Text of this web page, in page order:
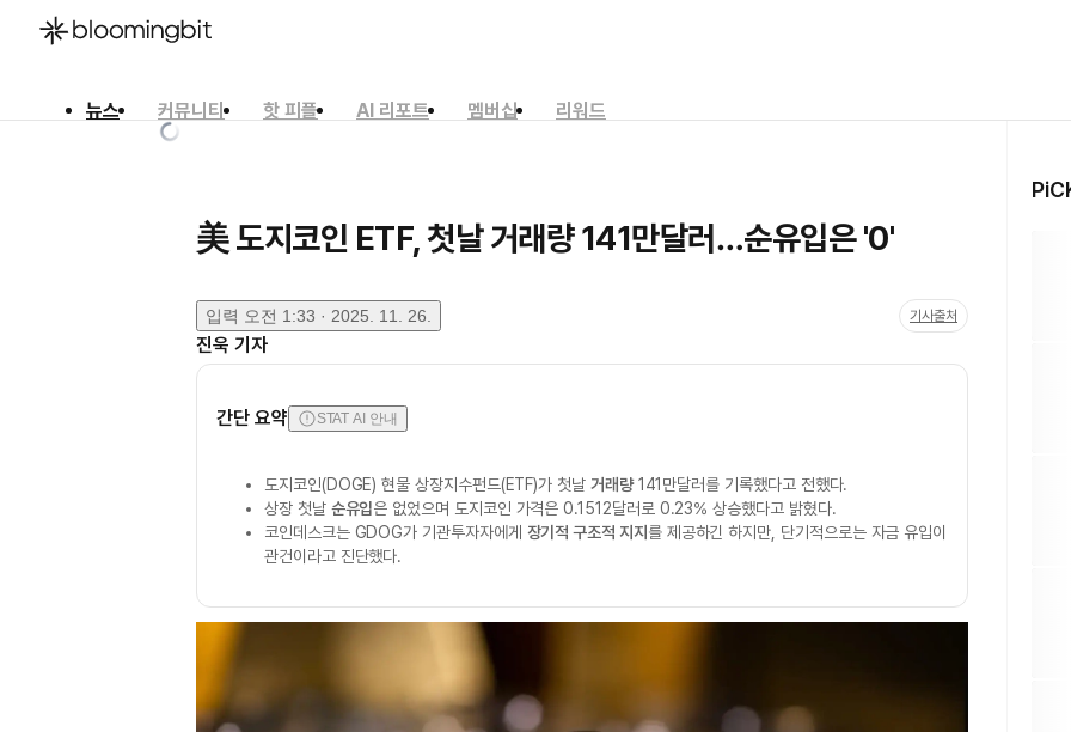
뉴스 커뮤니티 핫 피플 AI 리포트 멤버십
리워드
美 도지코인 ETF, 첫날 거래량 141만달러…순유입은 '0'
입력 오전 1:33 · 2025. 11. 26. 기사출처
진욱 기자
간단 요약 STAT AI 안내
도지코인(DOGE) 현물 상장지수펀드(ETF)가 첫날 거래량141만달러를 기록했다고 전했다.
상장 첫날 순유입은 없었으며 도지코인 가격은 0.1512달러로 0.23% 상승했다고 밝혔다.
코인데스크는 GDOG가 기관투자자에게 장기적 구조적 지지 를 제공하긴 하지만, 단기적으로는 자금 유입이
관건이라고 진단했다.